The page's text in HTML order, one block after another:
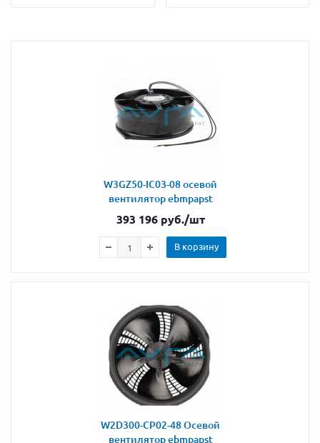
W3GZ50-IC03-08 осевой
вентилятор ebmpapst
393 196руб./шт
В корзину
W2D300-CP02-48 Осевой
вентилятор ebmpapst